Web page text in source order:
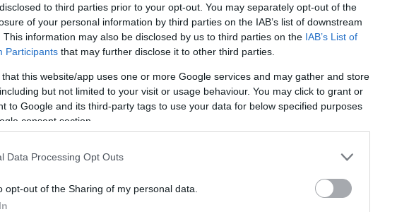
to third parties prior to your opt-out. You may separately opt-out of the
of your personal information by third parties on the IAB’s list of downstream
This information may also be disclosed by us to third parties on the IAB’s List of
Participants that may further disclose it to other third parties.
that this website/app uses one or more Google services and may gather and store
but not limited to your visit or usage behaviour. You may click to grant or
to Google and its third-party tags to use your data for below specified purposes
consent section.
Data Processing Opt Outs
opt-out of the Sharing of my personal data.
Grand
Club: Οι